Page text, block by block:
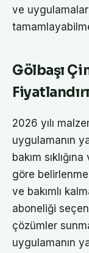
ve
Gölbaşı
2026 yılı
uygulamanın
bakım
göre
ve bakımlı
aboneliği
çözümler
uygulamanın